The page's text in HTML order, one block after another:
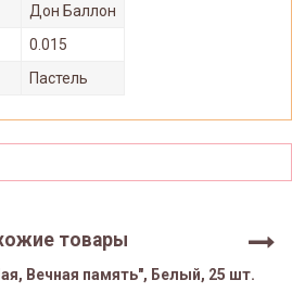
Дон Баллон
0.015
Пастель
товары
Вечная память", Белый, 25 шт.